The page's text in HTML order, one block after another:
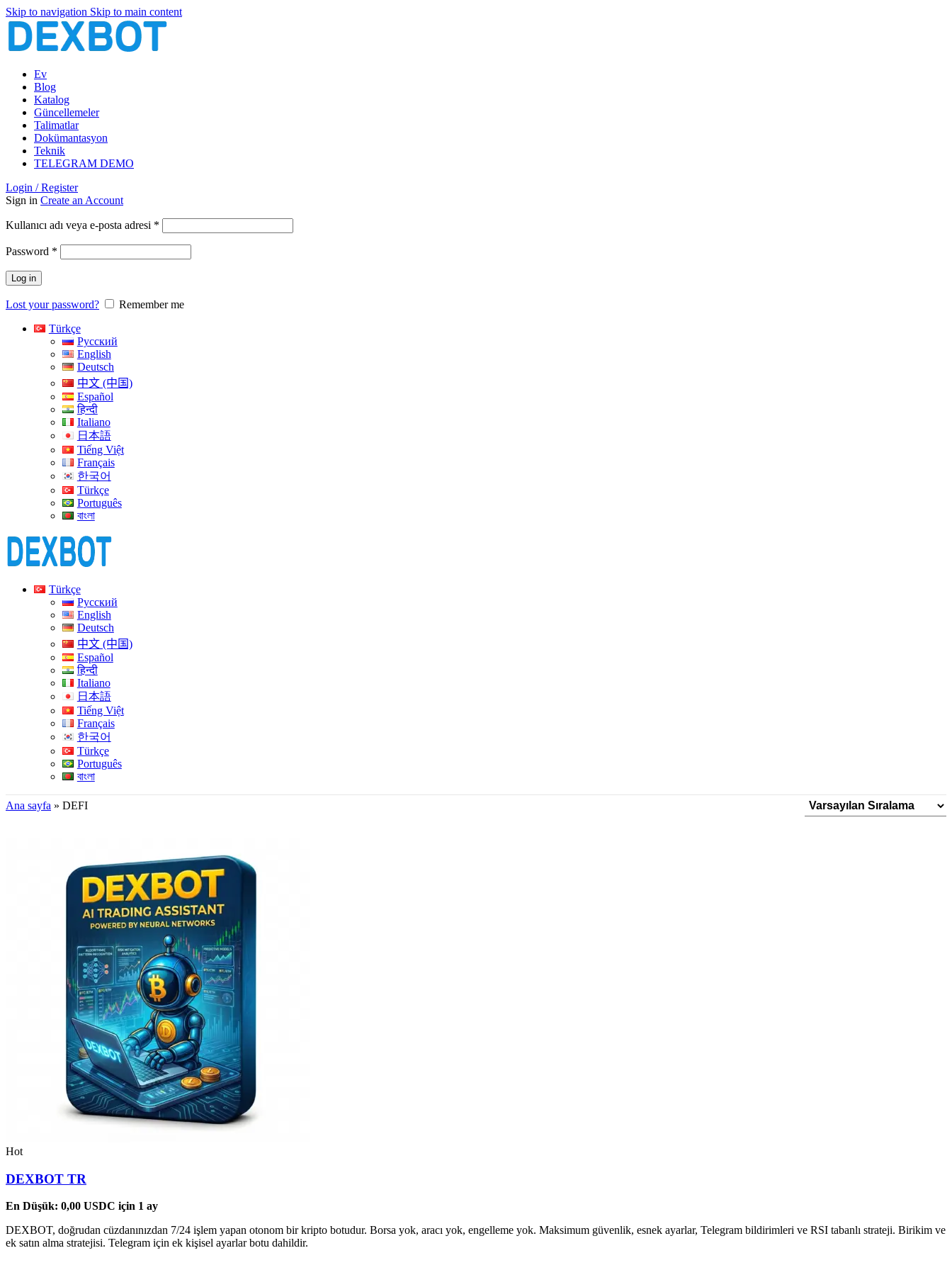
Skip to navigation Skip to main content
Ev
Blog
Katalog
Güncellemeler
Talimatlar
Dokümantasyon
Teknik
TELEGRAM DEMO
Login / Register
Sign in Create an Account
Kullanıcı adı veya e-posta adresi *
Password *
Log in
Lost your password?
Remember me
Türkçe
Русский
English
Deutsch
中文 (中国)
Español
हिन्दी
Italiano
日本語
Tiếng Việt
Français
한국어
Türkçe
Português
বাংলা
Türkçe
Русский
English
Deutsch
中文 (中国)
Español
हिन्दी
Italiano
日本語
Tiếng Việt
Français
한국어
Türkçe
Português
বাংলা
Ana sayfa » DEFI
Hot
DEXBOT TR
En Düşük: 0,00 USDC için 1 ay
DEXBOT, doğrudan cüzdanınızdan 7/24 işlem yapan otonom bir kripto botudur. Borsa yok, aracı yok, engelleme yok. Maksimum güvenlik, esnek ayarlar, Telegram bildirimleri ve RSI tabanlı strateji. Birikim ve
ek satın alma stratejisi. Telegram için ek kişisel ayarlar botu dahildir.